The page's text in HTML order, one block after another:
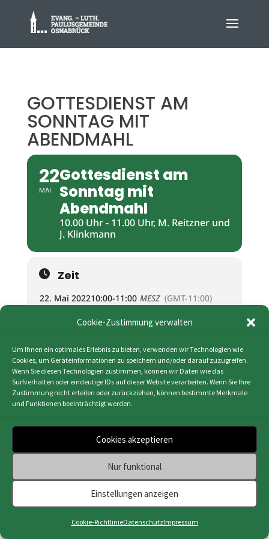
Cookie-Zustimmung verwalten
Um Ihnen ein optimales Erlebnis zu bieten, verwenden wir Technologien wie
Cookies, um Geräteinformationen zu speichern und/oder darauf zuzugreifen.
Wenn Sie diesen Technologien zustimmen, können wir Daten wie das
Surfverhalten oder eindeutige IDs auf dieser Website verarbeiten. Wenn Sie Ihre
Zustimmung nicht erteilen oder zurückziehen, können bestimmte Merkmale
und Funktionen beeinträchtigt werden.
Cookies akzeptieren
Nur funktional
Einstellungen anzeigen
Cookie-RichtlinieDatenschutzImpressum
GOTTESDIENST AM
SONNTAG MIT
ABENDMAHL
22
MAI
Gottesdienst am
Sonntag mit
Abendmahl
10.00 Uhr - 11.00 Uhr, M. Reitzner und
J. Klinkmann
Zeit
22. Mai 202210:00-11:00 MESZ (GMT-11:00)
KALENDER (ICS)
GOOGLE KALENDER
Datenschutz|Cookie-Richtlinie